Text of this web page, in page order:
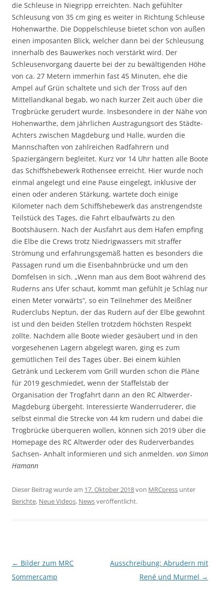
die Schleuse in Niegripp erreichten. Nach gefühlter
Schleusung von 35 cm ging es weiter in Richtung Schleuse
Hohenwarthe. Die Doppelschleuse bietet schon von außen
einen imposanten Blick, welcher dann bei der Schleusung
innerhalb des Bauwerkes noch verstärkt wird. Der
Schleusenvorgang dauerte bei der zu bewältigenden Höhe
von ca. 27 Metern immerhin fast 45 Minuten, ehe die
Ampel auf Grün schaltete und sich der Tross auf den
Mittellandkanal begab, wo nach kurzer Zeit auch über die
Trogbrücke gerudert wurde. Insbesondere in der Nähe von
Hohenwarthe, dem jährlichen Austragungsort des Städte-
Achters zwischen Magdeburg und Halle, wurden die
Mannschaften von zahlreichen Radfahrern und
Spaziergängern begleitet. Kurz vor 14 Uhr hatten alle Boote
das Schiffshebewerk Rothensee erreicht. Hier wurde noch
einmal angelegt und eine Pause eingelegt, inklusive der
einen oder anderen Stärkung, wartete doch einige
Kilometer nach dem Schiffshebewerk das anstrengendste
Teilstück des Tages, die Fahrt elbaufwärts zu den
Bootshäusern. Nach der Ausfahrt aus dem Hafen empfing
die Elbe die Crews trotz Niedrigwassers mit straffer
Strömung und erfahrungsgemäß hatten es besonders die
Passagen rund um die Eisenbahnbrücke und um den
Domfelsen in sich. „Wenn man aus dem Boot während des
Ruderns ans Ufer schaut, kommt man gefühlt je Schlag nur
einen Meter vorwärts“, so ein Teilnehmer des Meißner
Ruderclubs Neptun, der das Rudern auf der Elbe gewohnt
ist und den beiden Stellen trotzdem höchsten Respekt
zollte. Nachdem alle Boote wieder gesäubert und in den
vorgesehenen Lagern abgelegt waren, ging es zum
gemütlichen Teil des Tages über. Bei einem kühlen
Getränk und Leckerem vom Grill wurden schon die Pläne
für 2019 geschmiedet, wenn der Staffelstab der
Organisation der Trogfahrt dann an den RC Altwerder-
Magdeburg übergeht. Interessierte Wanderruderer, die
selbst einmal die Strecke von 44 km rudern und dabei die
Trogbrücke überqueren wollen, können sich 2019 über die
Homepage des RC Altwerder oder des Ruderverbandes
Sachsen- Anhalt informieren und sich anmelden. von Simon
Hamann
Dieser Beitrag wurde am 17. Oktober 2018von MRCpress unter
Berichte, Neue Videos, Newsveröffentlicht.
Beitragsnavigation
← Bilder zum MRC
Sommercamp
Ausschreibung: Abrudern mit
René und Murmel →